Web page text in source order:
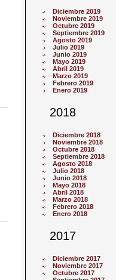
Diciembre 2019
Noviembre 2019
Octubre 2019
Septiembre 2019
Agosto 2019
Julio 2019
Junio 2019
Mayo 2019
Abril 2019
Marzo 2019
Febrero 2019
Enero 2019
2018
Diciembre 2018
Noviembre 2018
Octubre 2018
Septiembre 2018
Agosto 2018
Julio 2018
Junio 2018
Mayo 2018
Abril 2018
Marzo 2018
Febrero 2018
Enero 2018
2017
Diciembre 2017
Noviembre 2017
Octubre 2017